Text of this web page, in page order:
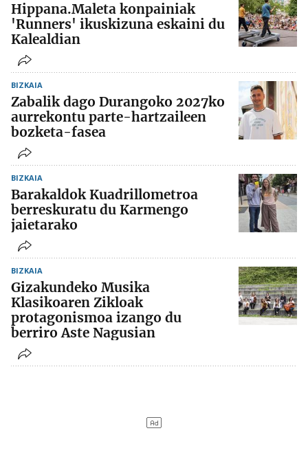
Hippana.Maleta konpainiak
'Runners' ikuskizuna eskaini du
Kalealdian
BIZKAIA
Zabalik dago Durangoko 2027ko
aurrekontu parte-hartzaileen
bozketa-fasea
BIZKAIA
Barakaldok Kuadrillometroa
berreskuratu du Karmengo
jaietarako
BIZKAIA
Gizakundeko Musika
Klasikoaren Zikloak
protagonismoa izango du
berriro Aste Nagusian